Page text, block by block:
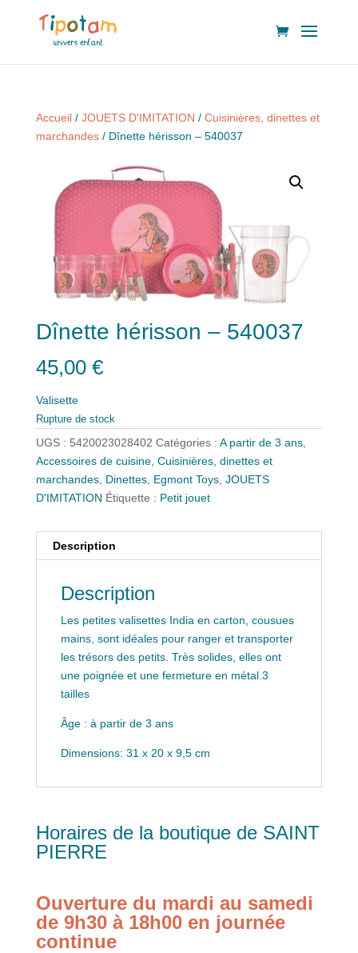
Accueil/ JOUETS D'IMITATION / Cuisinières, dinettes et
marchandes/ Dînette hérisson – 540037
Dînette hérisson – 540037
45,00 €
Valisette
Rupture de stock
UGS : 5420023028402 Catégories : A partir de 3 ans,
Accessoires de cuisine, Cuisinières, dinettes et
marchandes, Dinettes, Egmont Toys, JOUETS
D'IMITATION Étiquette : Petit jouet
Description
Description
Les petites valisettes India en carton, cousues
mains, sont idéales pour ranger et transporter
les trésors des petits. Très solides, elles ont
une poignée et une fermeture en métal.3
tailles
Âge : à partir de 3 ans
Dimensions: 31 x 20 x 9,5 cm
Horaires de la boutique de SAINT
PIERRE
Ouverture du mardi au samedi
de 9h30 à 18h00 en journée
continue